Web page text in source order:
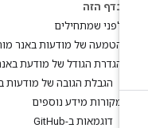
בדף הזה
לפני שמתחילים
הטמעה של מודעות באנר
הגדרת הגודל של מודעת באנר
הגבלת הגובה של מודעות
מקורות מידע נוספים
דוגמאות ב-GitHub